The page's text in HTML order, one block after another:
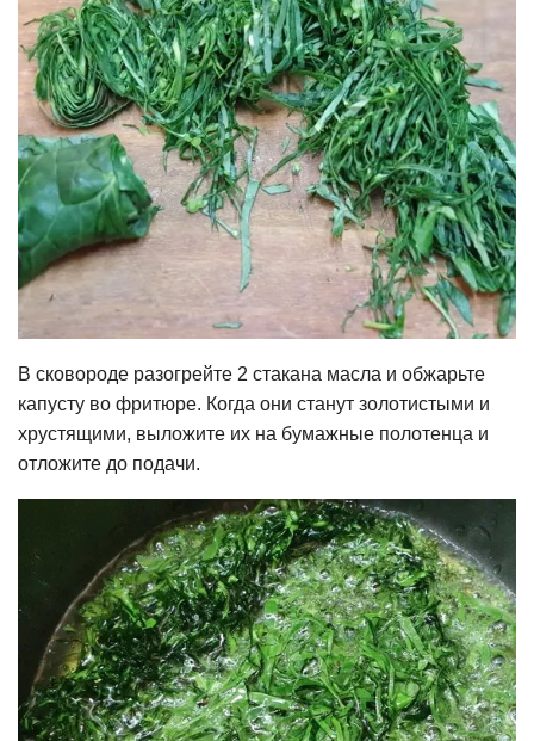
В сковороде разогрейте 2 стакана масла и обжарьте
капусту во фритюре. Когда они станут золотистыми и
хрустящими, выложите их на бумажные полотенца и
отложите до подачи.